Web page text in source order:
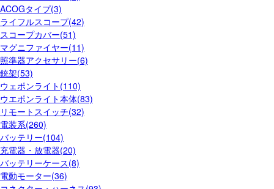
ACOGタイプ(3)
ライフルスコープ(42)
スコープカバー(51)
マグニファイヤー(11)
照準器アクセサリー(6)
銃架(53)
ウェポンライト(110)
ウエポンライト本体(83)
リモートスイッチ(32)
電装系(260)
バッテリー(104)
充電器・放電器(20)
バッテリーケース(8)
電動モーター(36)